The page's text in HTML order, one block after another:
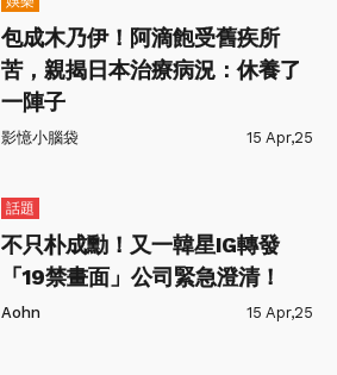
包成木乃伊！阿滴飽受舊疾所
苦，親揭日本治療病況：休養了
一陣子
影憶小腦袋 15 Apr,25
話題
不只朴成勳！又一韓星IG轉發
「19禁畫面」公司緊急澄清！
Aohn 15 Apr,25